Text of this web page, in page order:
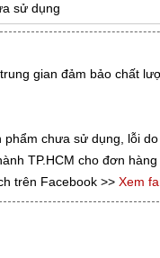
sử dụng
gian đảm bảo chất
phẩm chưa sử dụng, lỗi
TP.HCM cho đơn
trên Facebook >> Xem